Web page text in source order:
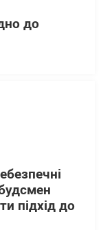
до
підхід до